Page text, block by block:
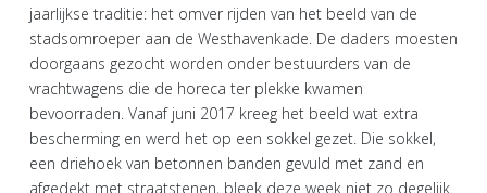
jaarlijkse traditie: het omver rijden van het beeld van de
stadsomroeper aan de Westhavenkade. De daders moesten
doorgaans gezocht worden onder bestuurders van de
vrachtwagens die de horeca ter plekke kwamen
bevoorraden. Vanaf juni 2017 kreeg het beeld wat extra
bescherming en werd het op een sokkel gezet. Die sokkel,
een driehoek van betonnen banden gevuld met zand en
afgedekt met straatstenen, bleek deze week niet zo degelijk.